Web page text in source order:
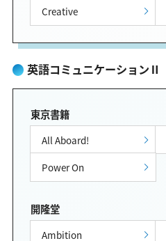
Creative
英語コミュニケーションⅡ
東京書籍
All Aboard!
Power On
開隆堂
Ambition